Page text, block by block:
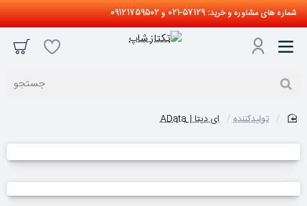
شماره های مشاوره و خرید: 57129-021 و 09121759502
جستجو
تولیدکننده ای دیتا | AData